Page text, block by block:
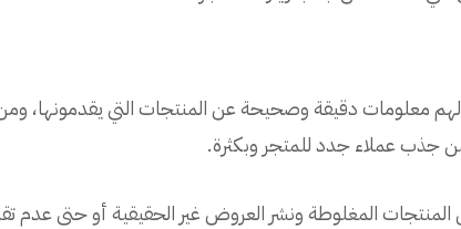
لهم معلومات دقيقة وصحيحة عن المنتجات التي يقدمونها،
جذب عملاء جدد للمتجر وبكثرة.
المغلوطة ونشر العروض غير الحقيقية أو حتى عدم